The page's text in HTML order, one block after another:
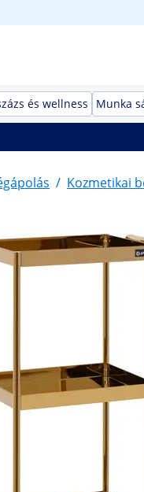
és wellness Munka
/ Kozmetikai